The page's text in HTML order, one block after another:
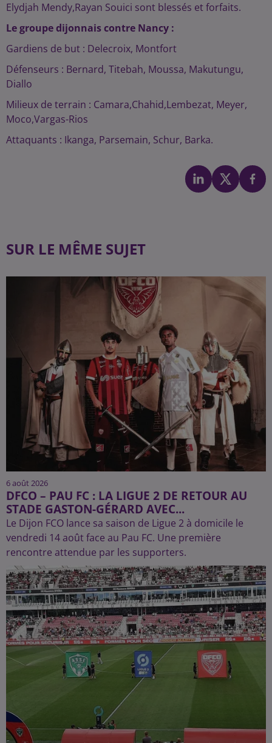
Elydjah Mendy,Rayan Souici sont blessés et forfaits.
Le groupe dijonnais contre Nancy :
Gardiens de but : Delecroix, Montfort
Défenseurs : Bernard, Titebah, Moussa, Makutungu,
Diallo
Milieux de terrain : Camara,Chahid,Lembezat, Meyer,
Moco,Vargas-Rios
Attaquants : Ikanga, Parsemain, Schur, Barka.
SUR LE MÊME SUJET
6 août 2026
DFCO – PAU FC : LA LIGUE 2 DE RETOUR AU
STADE GASTON-GÉRARD AVEC...
Le Dijon FCO lance sa saison de Ligue 2 à domicile le
vendredi 14 août face au Pau FC. Une première
rencontre attendue par les supporters.